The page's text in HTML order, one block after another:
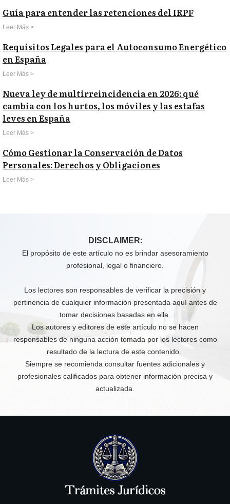
Guía para entender las retenciones del IRPF
Leer Más >
Requisitos Legales para el Autoconsumo Energético
en España
Leer Más >
Nueva ley de multirreincidencia en 2026: qué
cambia con los hurtos, los móviles y las estafas
leves en España
Leer Más >
Cómo Gestionar la Conservación de Datos
Personales: Derechos y Obligaciones
Leer Más >
DISCLAIMER:
El propósito de este artículo no es brindar asesoramiento
profesional, legal o financiero.
Los lectores son responsables de verificar la precisión y
pertinencia de cualquier información presentada aquí antes de
tomar decisiones basadas en ella.
Los autores y editores de este artículo no se hacen
responsables de ninguna acción tomada por los lectores como
resultado de la lectura de este contenido.
Siempre se recomienda consultar fuentes adicionales y
profesionales calificados para obtener información precisa y
actualizada.